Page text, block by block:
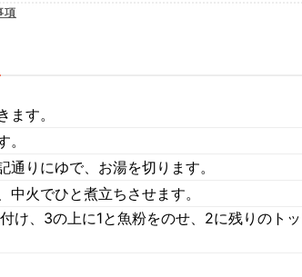
項
ます。
りにゆで、お湯を切ります。
火でひと煮立ちさせます。
け、3の上に1と魚粉をのせ、2に残りのト